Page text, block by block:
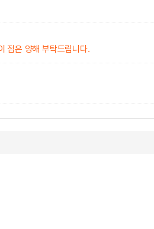
점은 양해 부탁드립니다.